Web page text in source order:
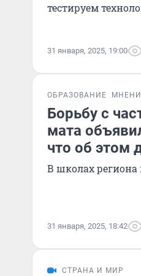
тестируем
31 января, 2025, 19:00
ОБРАЗОВАНИЕ
Борьбу с
мата
что об этом
В школах региона
31 января, 2025, 18:42
СТРАНА И МИР